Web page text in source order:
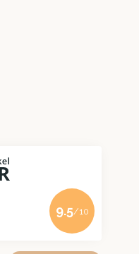
9.5/10